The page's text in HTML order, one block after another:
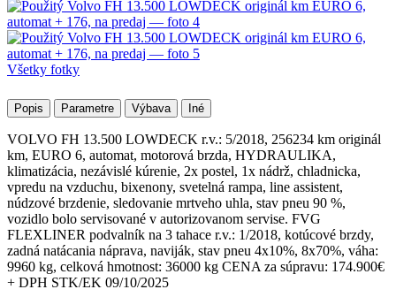
Všetky fotky
Popis Parametre Výbava Iné
VOLVO FH 13.500 LOWDECK r.v.: 5/2018, 256234 km originál
km, EURO 6, automat, motorová brzda, HYDRAULIKA,
klimatizácia, nezávislé kúrenie, 2x postel, 1x nádrž, chladnicka,
vpredu na vzduchu, bixenony, svetelná rampa, line assistent,
núdzové brzdenie, sledovanie mrtveho uhla, stav pneu 90 %,
vozidlo bolo servisované v autorizovanom servise. FVG
FLEXLINER podvalník na 3 tahace r.v.: 1/2018, kotúcové brzdy,
zadná natácania náprava, naviják, stav pneu 4x10%, 8x70%, váha:
9960 kg, celková hmotnost: 36000 kg CENA za súpravu: 174.900€
+ DPH STK/EK 09/10/2025